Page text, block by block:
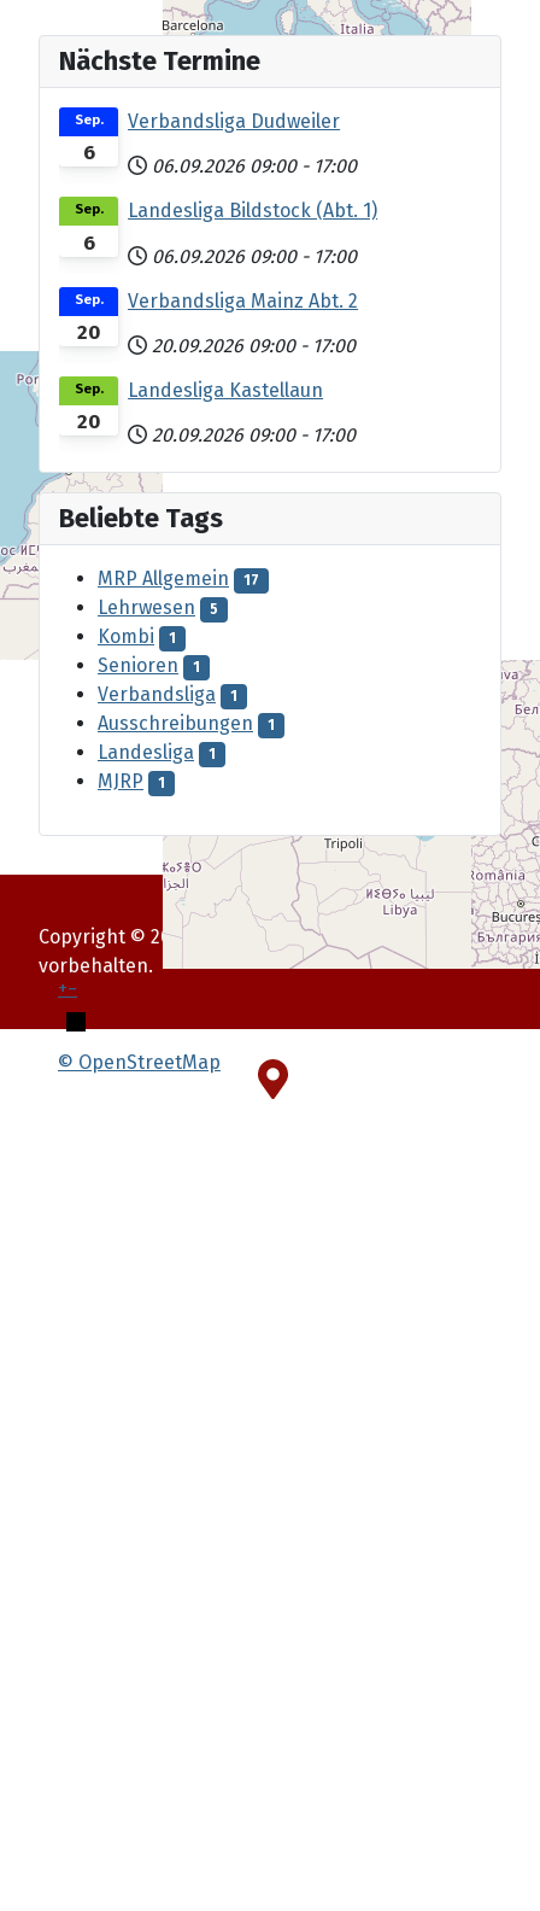
+−
© OpenStreetMap
Nächste Termine
6
Sep.
Verbandsliga Dudweiler
06.09.2026 09:00 - 17:00
6
Sep.
Landesliga Bildstock (Abt. 1)
06.09.2026 09:00 - 17:00
20
Sep.
Verbandsliga Mainz Abt. 2
20.09.2026 09:00 - 17:00
20
Sep.
Landesliga Kastellaun
20.09.2026 09:00 - 17:00
Beliebte Tags
MRP Allgemein 17
Lehrwesen 5
Kombi 1
Senioren 1
Verbandsliga 1
Ausschreibungen 1
Landesliga 1
MJRP 1
Copyright © 2026 MRP Minigolfsport. Alle Rechte
vorbehalten.